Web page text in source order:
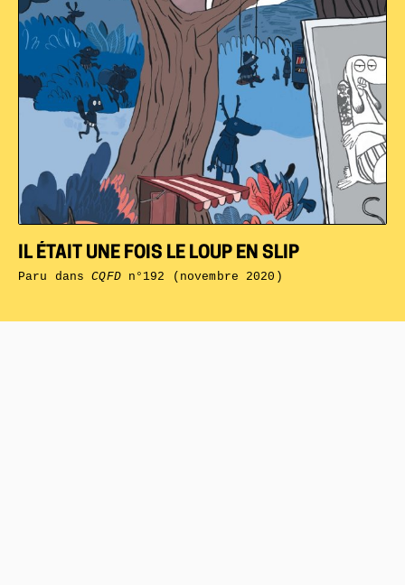
IL ÉTAIT UNE FOIS LE LOUP EN SLIP
Paru dansCQFDn°192 (novembre 2020)